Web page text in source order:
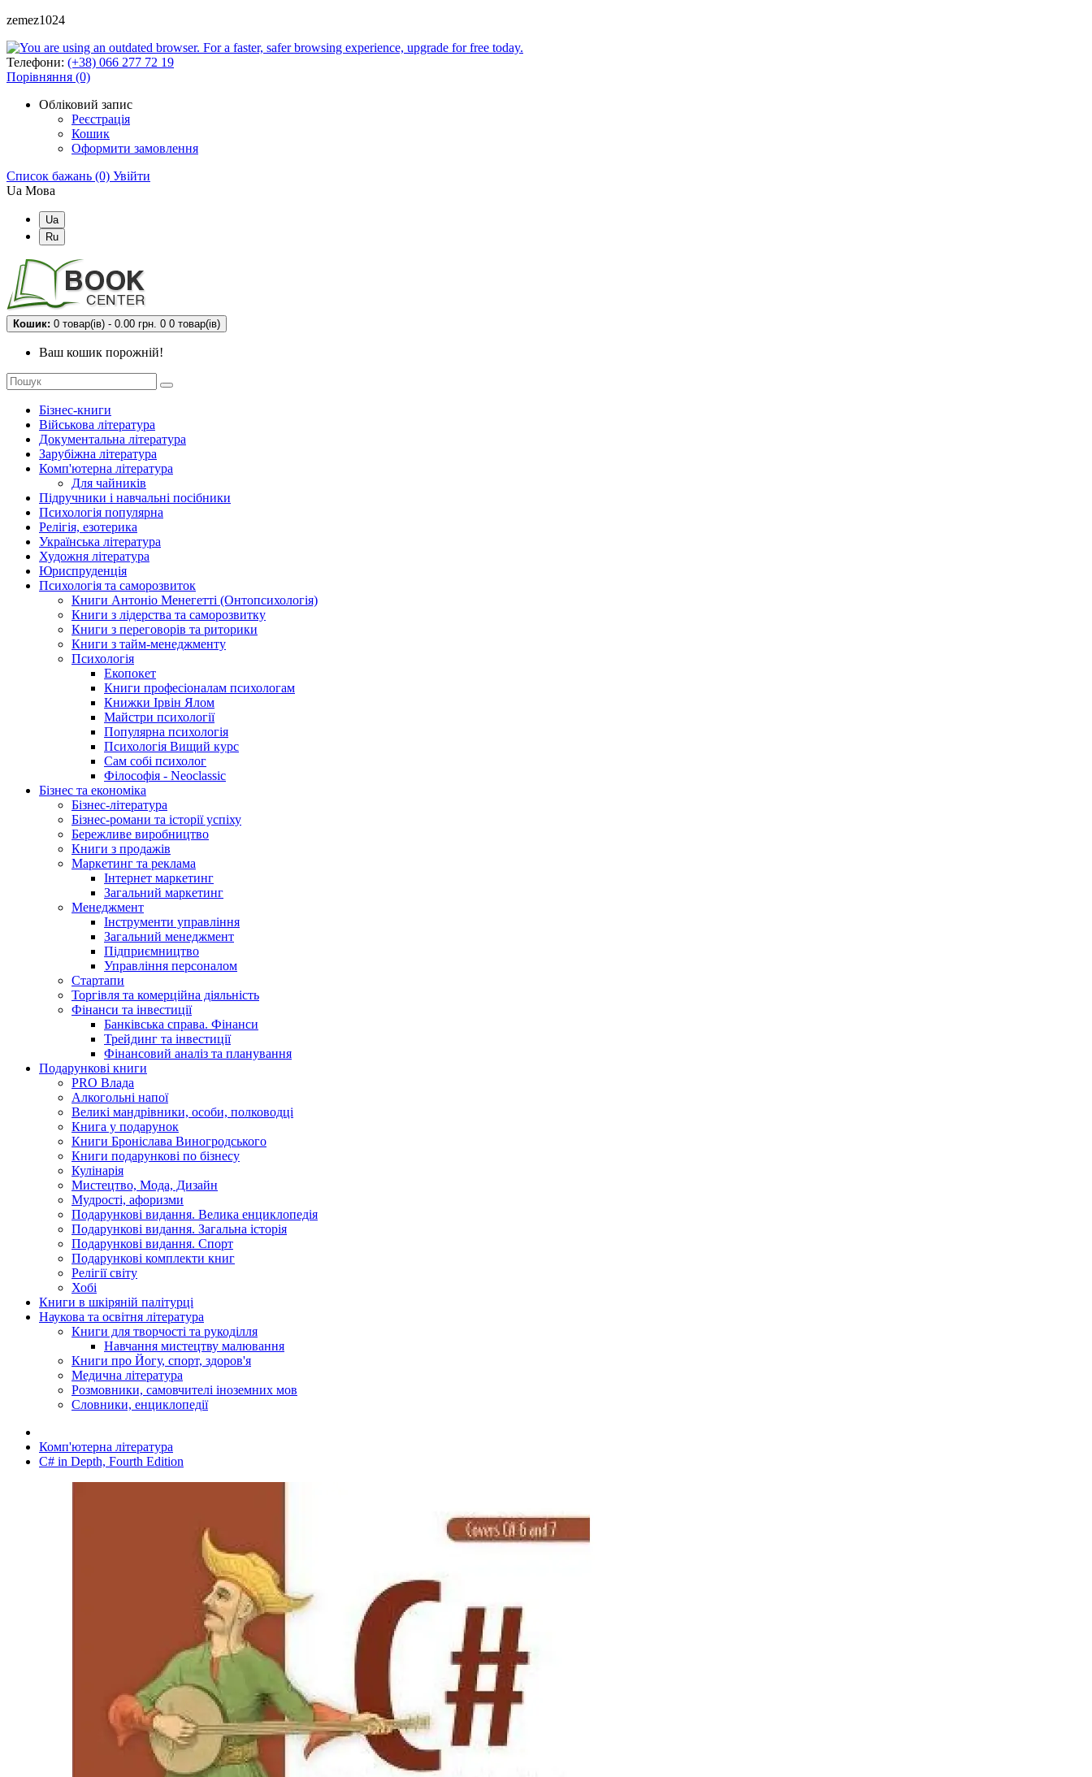
zemez1024
Телефони: (+38) 066 277 72 19
Порівняння (0)
Обліковий запис
Реєстрація
Кошик
Оформити замовлення
Список бажань (0) Увійти
Ua Мова
Ua
Ru
Кошик: 0 товар(ів) - 0.00 грн. 0 0 товар(ів)
Ваш кошик порожній!
Бізнес-книги
Військова література
Документальна література
Зарубіжна література
Комп'ютерна література
Для чайників
Підручники і навчальні посібники
Психологія популярна
Релігія, езотерика
Українська література
Художня література
Юриспруденція
Психологія та саморозвиток
Книги Антоніо Менегетті (Онтопсихологія)
Книги з лідерства та саморозвитку
Книги з переговорів та риторики
Книги з тайм-менеджменту
Психологія
Екопокет
Книги професіоналам психологам
Книжки Ірвін Ялом
Майстри психології
Популярна психологія
Психологія Вищий курс
Сам собі психолог
Філософія - Neoclassic
Бізнес та економіка
Бізнес-література
Бізнес-романи та історії успіху
Бережливе виробництво
Книги з продажів
Маркетинг та реклама
Інтернет маркетинг
Загальний маркетинг
Менеджмент
Інструменти управління
Загальний менеджмент
Підприємництво
Управління персоналом
Стартапи
Торгівля та комерційна діяльність
Фінанси та інвестиції
Банківська справа. Фінанси
Трейдинг та інвестиції
Фінансовий аналіз та планування
Подарункові книги
PRO Влада
Алкогольні напої
Великі мандрівники, особи, полководці
Книга у подарунок
Книги Броніслава Виногродського
Книги подарункові по бізнесу
Кулінарія
Мистецтво, Мода, Дизайн
Мудрості, афоризми
Подарункові видання. Велика енциклопедія
Подарункові видання. Загальна історія
Подарункові видання. Спорт
Подарункові комплекти книг
Релігії світу
Хобі
Книги в шкіряній палітурці
Наукова та освітня література
Книги для творчості та рукоділля
Навчання мистецтву малювання
Книги про Йогу, спорт, здоров'я
Медична література
Розмовники, самовчителі іноземних мов
Словники, енциклопедії
Комп'ютерна література
C# in Depth, Fourth Edition